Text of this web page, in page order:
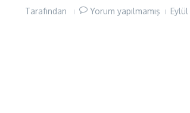
Tarafından Yorum yapılmamış